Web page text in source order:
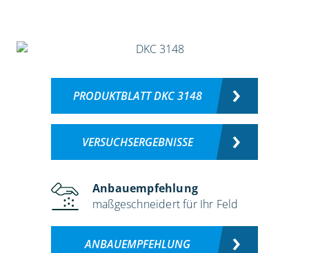
PRODUKTBLATT DKC 3148
VERSUCHSERGEBNISSE
Anbauempfehlung
maßgeschneidert für Ihr Feld
ANBAUEMPFEHLUNG